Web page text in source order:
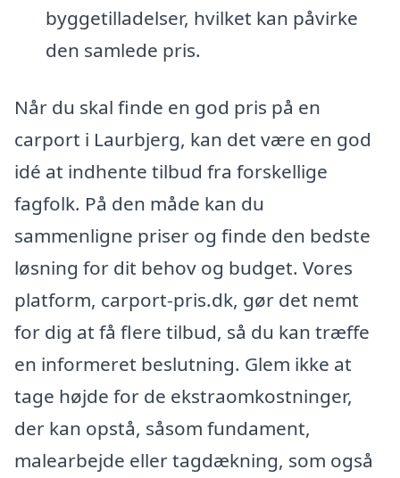
byggetilladelser, hvilket kan påvirke
den samlede pris.
Når du skal finde en god pris på en
carport i Laurbjerg, kan det være en god
idé at indhente tilbud fra forskellige
fagfolk. På den måde kan du
sammenligne priser og finde den bedste
løsning for dit behov og budget. Vores
platform, carport-pris.dk, gør det nemt
for dig at få flere tilbud, så du kan træffe
en informeret beslutning. Glem ikke at
tage højde for de ekstraomkostninger,
der kan opstå, såsom fundament,
malearbejde eller tagdækning, som også